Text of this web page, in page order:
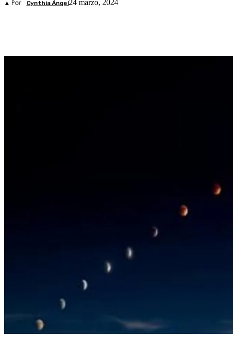
▲ Por Cynthia Ángel24 marzo, 2024